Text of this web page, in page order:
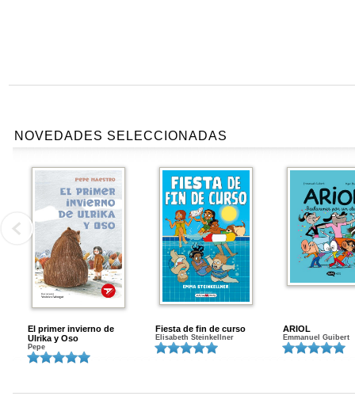
NOVEDADES SELECCIONADAS
El primer invierno de
Ulrika y Oso
Pepe
Fiesta de fin de curso
Elisabeth Steinkellner
ARIOL
Emmanuel Guibert